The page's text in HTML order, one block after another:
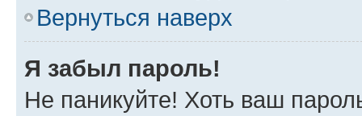
Вернуться наверх
Я забыл пароль!
Не паникуйте! Хоть ваш